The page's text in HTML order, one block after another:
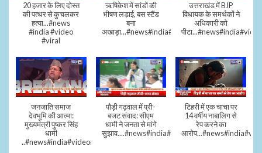
20 हजार के लिए दोस्त
की पत्थर से कुचलकर
हत्या...#news
#india #video
#viral
ऋषिकेश में सांडों की
भीषण लड़ाई, बस स्टैंड
बना
अखाड़ा...#news#india#video#viral
उत्तराखंड में BJP
विधायक के समर्थकों ने
अधिकारी को
जनजाति समाज
देवभूमि की आत्मा:
मुख्यमंत्री पुष्कर सिंह
धामी
..#news#india#video#viral
पौड़ी गढ़वाल में प्री-
बजट संवाद: सीएम
धामी ने जनता से मांगे
सुझाव....#news#india#video#viral
टिहरी में एक चाचा पर
14 वर्षीय नाबालिग से
रेप करने का